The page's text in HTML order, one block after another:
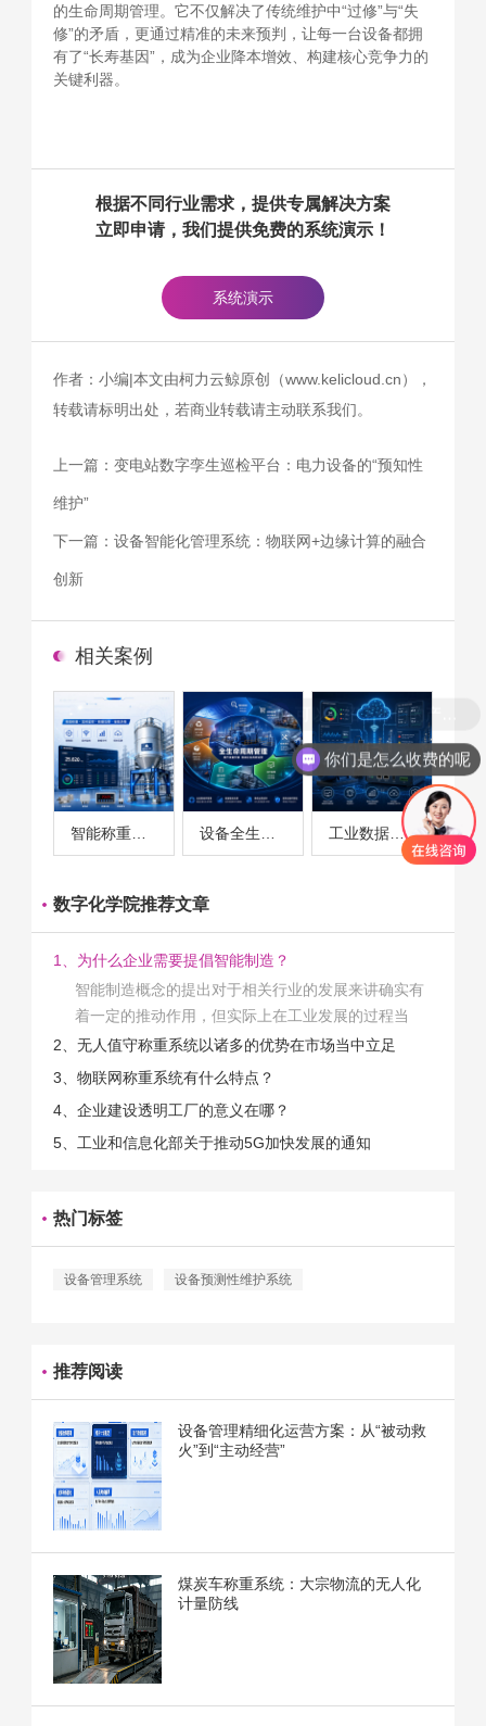
的生命周期管理。它不仅解决了传统维护中“过修”与“失
修”的矛盾，更通过精准的未来预判，让每一台设备都拥
有了“长寿基因”，成为企业降本增效、构建核心竞争力的
关键利器。
根据不同行业需求，提供专属解决方案
立即申请，我们提供免费的系统演示！
系统演示
作者：小编|本文由柯力云鲸原创（www.kelicloud.cn），
转载请标明出处，若商业转载请主动联系我们。
上一篇： 变电站数字孪生巡检平台：电力设备的“预知性
维护”
下一篇： 设备智能化管理系统：物联网+边缘计算的融合
创新
相关案例
智能称重系统案例 工业数据采集与设备监控案例
数字化学院推荐文章
1、为什么企业需要提倡智能制造？
智能制造概念的提出对于相关行业的发展来讲确实有
着一定的推动作用，但实际上在工业发展的过程当
中，能够推动相关产业发展的具体结束是非常的多
的。那么为什么企业一定需要...
2、无人值守称重系统以诸多的优势在市场当中立足
3、物联网称重系统有什么特点？
4、企业建设透明工厂的意义在哪？
5、工业和信息化部关于推动5G加快发展的通知
热门标签
设备管理系统 设备预测性维护系统
推荐阅读
设备管理精细化运营方案：从“被动救
火”到“主动经营”
煤炭车称重系统：大宗物流的无人化
计量防线
你们是怎么收费的呢